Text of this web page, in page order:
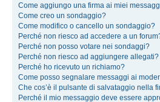
Come aggiungo una firma ai miei
Come creo un sondaggio?
Come modifico o cancello un sondaggio?
Perché non riesco ad accedere a un
Perché non posso votare nei sondaggi?
Perché non riesco ad aggiungere allegati?
Perché ho ricevuto un richiamo?
Come posso segnalare messaggi ai
Che cos’è il pulsante di salvataggio nella
Perché il mio messaggio deve essere